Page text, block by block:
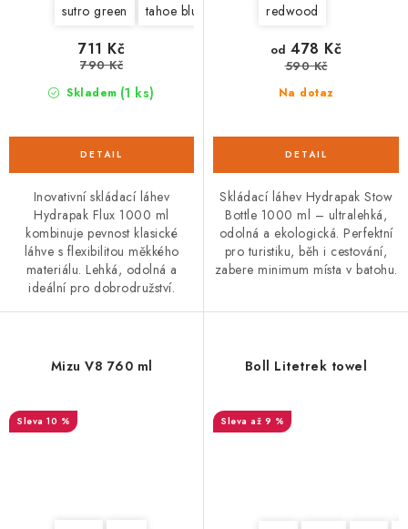
sutro green tahoe blue
Skladem (1 ks)
711 Kč
790 Kč
Inovativní skládací láhev
Hydrapak Flux 1000 ml
kombinuje pevnost klasické
láhve s flexibilitou měkkého
materiálu. Lehká, odolná a
ideální pro dobrodružství.
redwood
Na dotaz
od 478 Kč
590 Kč
Skládací láhev Hydrapak Stow
Bottle 1000 ml – ultralehká,
odolná a ekologická. Perfektní
pro turistiku, běh i cestování,
zabere minimum místa v batohu.
Mizu V8 760 ml
10 %
Boll Litetrek towel
až 9 %